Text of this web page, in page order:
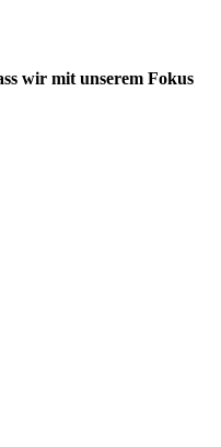
wir mit unserem Fokus